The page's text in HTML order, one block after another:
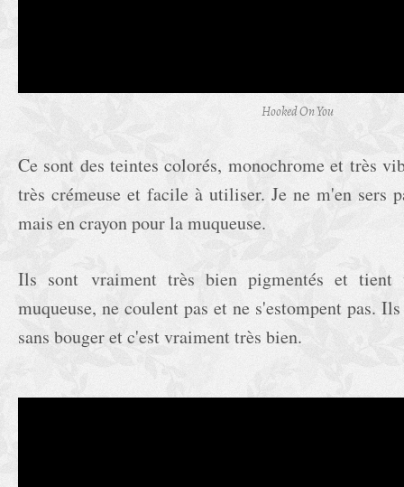
Hooked On You
Ce sont des teintes colorés, monochrome et très
très crémeuse et facile à utiliser. Je ne m'en sers
mais en crayon pour la muqueuse.
Ils sont vraiment très bien pigmentés et tient
muqueuse, ne coulent pas et ne s'estompent pas.
sans bouger et c'est vraiment très bien.